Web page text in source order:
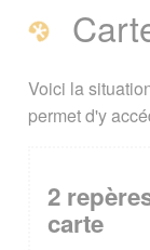
Voici la
permet d'y
2
carte